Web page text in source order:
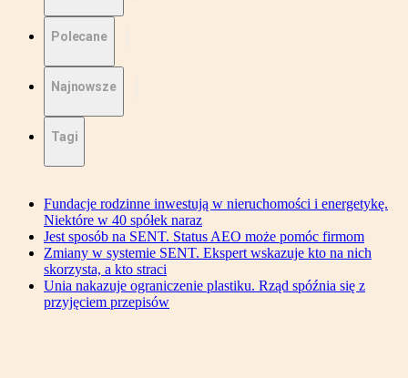
Polecane
Najnowsze
Tagi
Fundacje rodzinne inwestują w nieruchomości i energetykę.
Niektóre w 40 spółek naraz
Jest sposób na SENT. Status AEO może pomóc firmom
Zmiany w systemie SENT. Ekspert wskazuje kto na nich
skorzysta, a kto straci
Unia nakazuje ograniczenie plastiku. Rząd spóźnia się z
przyjęciem przepisów